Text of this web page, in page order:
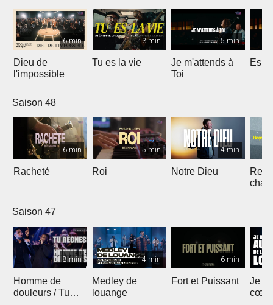
6 min
Dieu de
l'impossible
3 min
Tu es la vie
5 min
Je m'attends à
Toi
Saison 48
6 min
Racheté
5 min
Roi
4 min
Notre Dieu
chant
Saison 47
8 min
Homme de
douleurs / Tu
14 min
Medley de
louange
6 min
Fort et Puissant
Je
cœur